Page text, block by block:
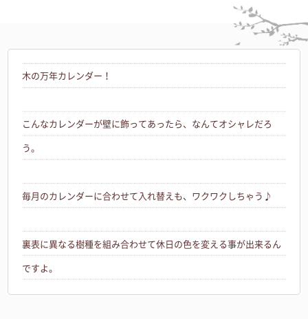
木の万年カレンダー！
こんなカレンダーが壁に飾ってあったら、なんてオシャレだろ
う。
毎月のカレンダーに合わせて入れ替えも、ワクワクしちゃう♪
裏表に異なる樹種を組み合わせて休日の色を変える事が出来るん
ですよ。